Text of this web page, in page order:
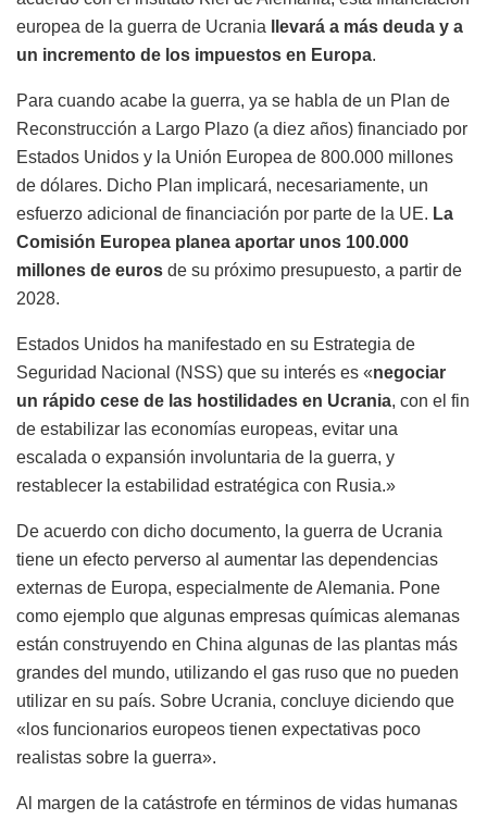
europea de la guerra de Ucrania
llevará a más deuda y a
un incremento de los impuestos en Europa.
Para cuando acabe la guerra, ya se habla de un Plan de
Reconstrucción a Largo Plazo (a diez años) financiado por
Estados Unidos y la Unión Europea de 800.000 millones
de dólares. Dicho Plan implicará, necesariamente, un
esfuerzo adicional de financiación por parte de la UE. La
Comisión Europea planea aportar unos 100.000
millones de euros de su próximo presupuesto, a partir de
2028.
Estados Unidos ha manifestado en su Estrategia de
Seguridad Nacional (NSS) que su interés es «negociar
un rápido cese de las hostilidades en Ucrania, con el fin
de estabilizar las economías europeas, evitar una
escalada o expansión involuntaria de la guerra, y
restablecer la estabilidad estratégica con Rusia.»
De acuerdo con dicho documento, la guerra de Ucrania
tiene un efecto perverso al aumentar las dependencias
externas de Europa, especialmente de Alemania. Pone
como ejemplo que algunas empresas químicas alemanas
están construyendo en China algunas de las plantas más
grandes del mundo, utilizando el gas ruso que no pueden
utilizar en su país. Sobre Ucrania, concluye diciendo que
«los funcionarios europeos tienen expectativas poco
realistas sobre la guerra».
Al margen de la catástrofe en términos de vidas humanas